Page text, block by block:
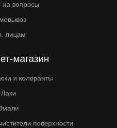
на вопросы
лицам
магазин
и колоранты
Лаки
поверхности